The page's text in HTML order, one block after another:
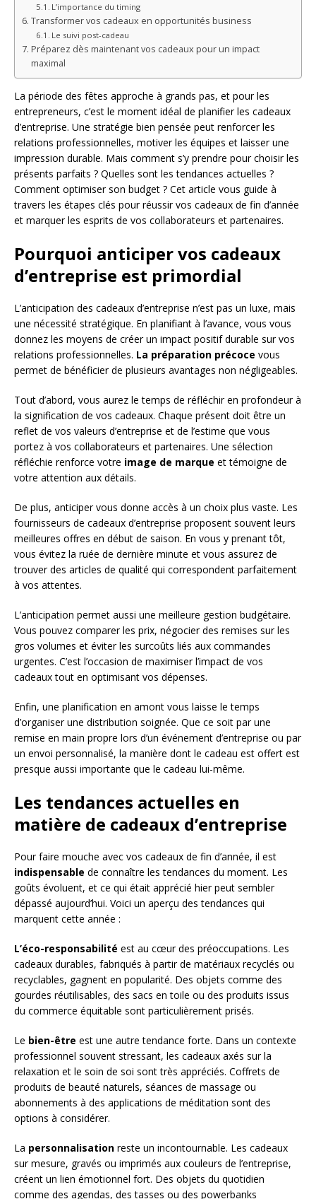
L’importance du timing
Transformer vos cadeaux en opportunités business
Le suivi post-cadeau
Préparez dès maintenant vos cadeaux pour un impact
maximal
La période des fêtes approche à grands pas, et pour les
entrepreneurs, c’est le moment idéal de planifier les cadeaux
d’entreprise. Une stratégie bien pensée peut renforcer les
relations professionnelles, motiver les équipes et laisser une
impression durable. Mais comment s’y prendre pour choisir les
présents parfaits ? Quelles sont les tendances actuelles ?
Comment optimiser son budget ? Cet article vous guide à
travers les étapes clés pour réussir vos cadeaux de fin d’année
et marquer les esprits de vos collaborateurs et partenaires.
Pourquoi anticiper vos cadeaux
d’entreprise est primordial
L’anticipation des cadeaux d’entreprise n’est pas un luxe, mais
une nécessité stratégique. En planifiant à l’avance, vous vous
donnez les moyens de créer un impact positif durable sur vos
relations professionnelles. La préparation précoce vous
permet de bénéficier de plusieurs avantages non négligeables.
Tout d’abord, vous aurez le temps de réfléchir en profondeur à
la signification de vos cadeaux. Chaque présent doit être un
reflet de vos valeurs d’entreprise et de l’estime que vous
portez à vos collaborateurs et partenaires. Une sélection
réfléchie renforce votre image de marque et témoigne de
votre attention aux détails.
De plus, anticiper vous donne accès à un choix plus vaste. Les
fournisseurs de cadeaux d’entreprise proposent souvent leurs
meilleures offres en début de saison. En vous y prenant tôt,
vous évitez la ruée de dernière minute et vous assurez de
trouver des articles de qualité qui correspondent parfaitement
à vos attentes.
L’anticipation permet aussi une meilleure gestion budgétaire.
Vous pouvez comparer les prix, négocier des remises sur les
gros volumes et éviter les surcoûts liés aux commandes
urgentes. C’est l’occasion de maximiser l’impact de vos
cadeaux tout en optimisant vos dépenses.
Enfin, une planification en amont vous laisse le temps
d’organiser une distribution soignée. Que ce soit par une
remise en main propre lors d’un événement d’entreprise ou par
un envoi personnalisé, la manière dont le cadeau est offert est
presque aussi importante que le cadeau lui-même.
Les tendances actuelles en
matière de cadeaux d’entreprise
Pour faire mouche avec vos cadeaux de fin d’année, il est
indispensable de connaître les tendances du moment. Les
goûts évoluent, et ce qui était apprécié hier peut sembler
dépassé aujourd’hui. Voici un aperçu des tendances qui
marquent cette année :
L’éco-responsabilité est au cœur des préoccupations. Les
cadeaux durables, fabriqués à partir de matériaux recyclés ou
recyclables, gagnent en popularité. Des objets comme des
gourdes réutilisables, des sacs en toile ou des produits issus
du commerce équitable sont particulièrement prisés.
Le bien-être est une autre tendance forte. Dans un contexte
professionnel souvent stressant, les cadeaux axés sur la
relaxation et le soin de soi sont très appréciés. Coffrets de
produits de beauté naturels, séances de massage ou
abonnements à des applications de méditation sont des
options à considérer.
La personnalisation reste un incontournable. Les cadeaux
sur mesure, gravés ou imprimés aux couleurs de l’entreprise,
créent un lien émotionnel fort. Des objets du quotidien
comme des agendas, des tasses ou des powerbanks